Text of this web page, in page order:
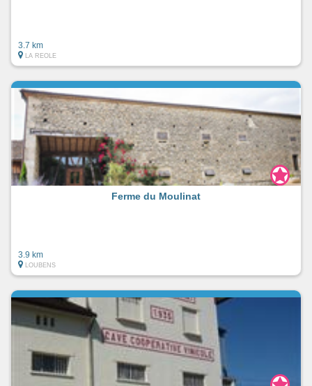
3.7 km
LA REOLE
Ferme du Moulinat
3.9 km
LOUBENS